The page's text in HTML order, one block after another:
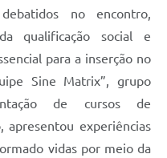
no encontro,
qualificação social e
para a inserção no
Sine Matrix”, grupo
de cursos de
apresentou experiências
vidas por meio da